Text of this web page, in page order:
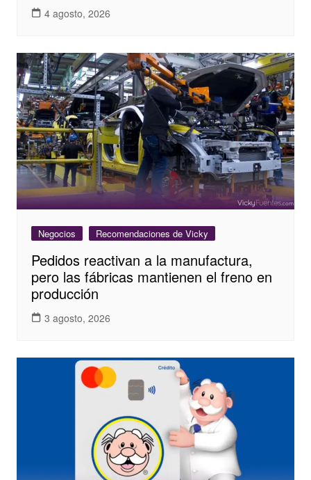
4 agosto, 2026
Negocios Recomendaciones de Vicky
Pedidos reactivan a la manufactura,
pero las fábricas mantienen el freno en
producción
3 agosto, 2026